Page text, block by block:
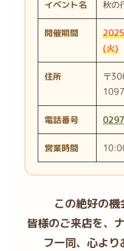
イベント名 秋の
開催期間
(火)
住所
〒
電話番号
営業時間
この絶好の機
皆様のご来店を、
フ一同、心より